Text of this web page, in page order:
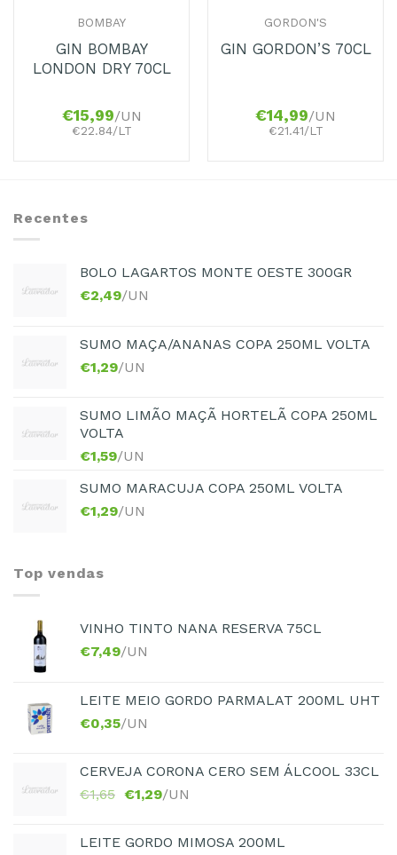
BOMBAY
GIN BOMBAY
LONDON DRY 70CL
€15,99/UN
€22.84/LT
GORDON'S
GIN GORDON’S 70CL
€14,99/UN
€21.41/LT
Recentes
BOLO LAGARTOS MONTE OESTE 300GR
€2,49/UN
SUMO MAÇA/ANANAS COPA 250ML VOLTA
€1,29/UN
SUMO LIMÃO MAÇÃ HORTELÃ COPA 250ML
VOLTA
€1,59/UN
SUMO MARACUJA COPA 250ML VOLTA
€1,29/UN
Top vendas
VINHO TINTO NANA RESERVA 75CL
€7,49/UN
LEITE MEIO GORDO PARMALAT 200ML UHT
€0,35/UN
CERVEJA CORONA CERO SEM ÁLCOOL 33CL
€1,65 €1,29/UN
LEITE GORDO MIMOSA 200ML